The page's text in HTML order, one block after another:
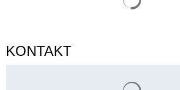
KONTAKT